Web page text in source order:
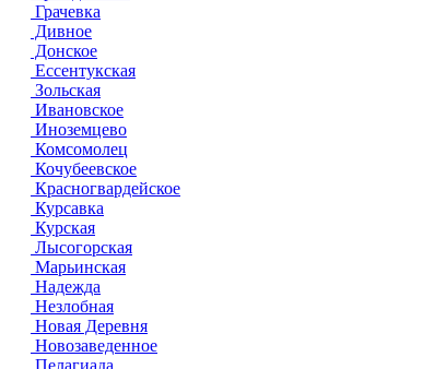
Грачевка
Дивное
Донское
Ессентукская
Зольская
Ивановское
Иноземцево
Комсомолец
Кочубеевское
Красногвардейское
Курсавка
Курская
Лысогорская
Марьинская
Надежда
Незлобная
Новая Деревня
Новозаведенное
Пелагиада